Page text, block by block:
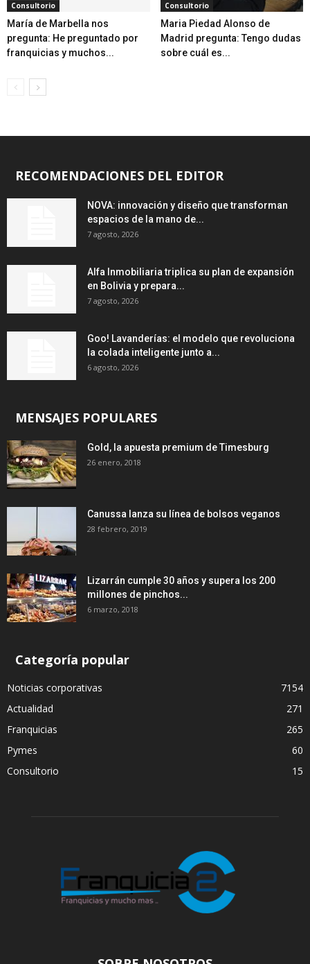
Consultorio
María de Marbella nos
pregunta: He preguntado por
franquicias y muchos...
Consultorio
Maria Piedad Alonso de
Madrid pregunta: Tengo dudas
sobre cuál es...
RECOMENDACIONES DEL EDITOR
NOVA: innovación y diseño que transforman
espacios de la mano de...
7 agosto, 2026
Alfa Inmobiliaria triplica su plan de expansión
en Bolivia y prepara...
7 agosto, 2026
Goo! Lavanderías: el modelo que revoluciona
la colada inteligente junto a...
6 agosto, 2026
MENSAJES POPULARES
Gold, la apuesta premium de Timesburg
26 enero, 2018
Canussa lanza su línea de bolsos veganos
28 febrero, 2019
Lizarrán cumple 30 años y supera los 200
millones de pinchos...
6 marzo, 2018
Categoría popular
Noticias corporativas
7154
Actualidad
271
Franquicias
265
Pymes
60
Consultorio
15